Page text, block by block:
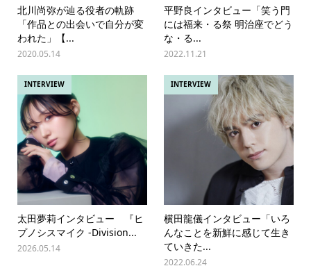
北川尚弥が辿る役者の軌跡
「作品との出会いで自分が変
われた」【...
2020.05.14
平野良インタビュー「笑う門
には福来・る祭 明治座でどう
な・る...
2022.11.21
INTERVIEW
太田夢莉インタビュー 『ヒ
プノシスマイク -Division...
2026.05.14
INTERVIEW
横田龍儀インタビュー「いろ
んなことを新鮮に感じて生き
ていきた...
2022.06.24